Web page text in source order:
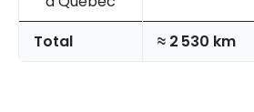
Total ≈ 2 530 km